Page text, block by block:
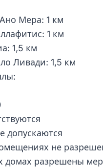
Мера: 1 км
1 км
1,5 км
Ливади: 1,5 км
допускаются
не
домах разрешены